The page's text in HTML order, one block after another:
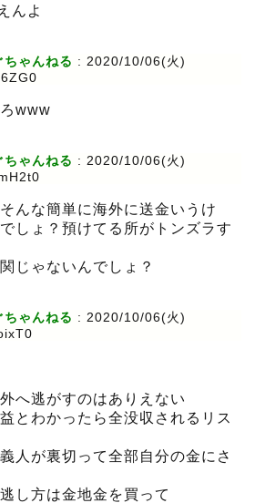
んよ
ゃんねる : 2020/10/06(火)
www
ゃんねる : 2020/10/06(火)
んな簡単に海外に送金いうけ
しょ？預けてる所がトンズラす
じゃないんでしょ？
ゃんねる : 2020/10/06(火)
へ逃がすのはありえない
とわかったら全没収されるリス
人が裏切って全部自分の金にさ
し方は金地金を買って